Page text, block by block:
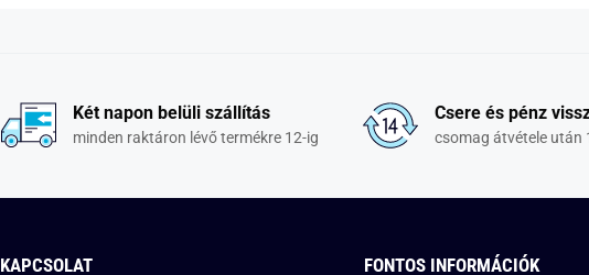
Két napon belüli szállítás
minden raktáron lévő termékre 12-ig
Csere és pénz
csomag átvétele után
KAPCSOLAT FONTOS INFORMÁCIÓK